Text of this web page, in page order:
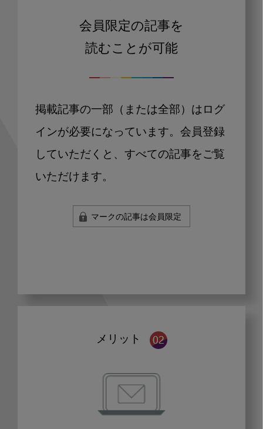
会員限定の記事を
読むことが可能
掲載記事の一部（または全部）はログ
インが必要になっています。会員登録
していただくと、すべての記事をご覧
いただけます。
マークの記事は会員限定
メリット